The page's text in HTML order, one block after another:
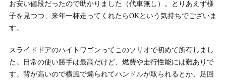
お安い値段だったので助かりました（代車無し）。とりあえず様
子を見つつ、来年一杯走ってくれたらOKという気持ちでございま
す。
スライドドアのハイトワゴンってこのソリオで初めて所有しまし
た。日常の使い勝手は最高だけど、燃費や走行性能には難ありで
す。背が高いので横風で煽られてハンドルが取られるとか、足回